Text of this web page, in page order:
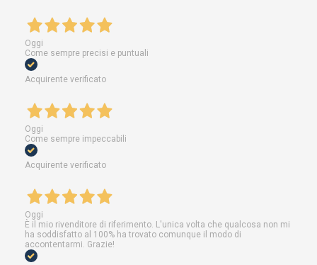
Oggi
Come sempre precisi e puntuali
Acquirente verificato
Oggi
Come sempre impeccabili
Acquirente verificato
Oggi
È il mio rivenditore di riferimento. L'unica volta che qualcosa non mi
ha soddisfatto al 100% ha trovato comunque il modo di
accontentarmi. Grazie!